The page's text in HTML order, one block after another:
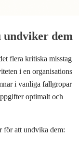
undviker dem
flera kritiska misstag
i en organisations
i vanliga fallgropar
optimalt och
för att undvika dem: